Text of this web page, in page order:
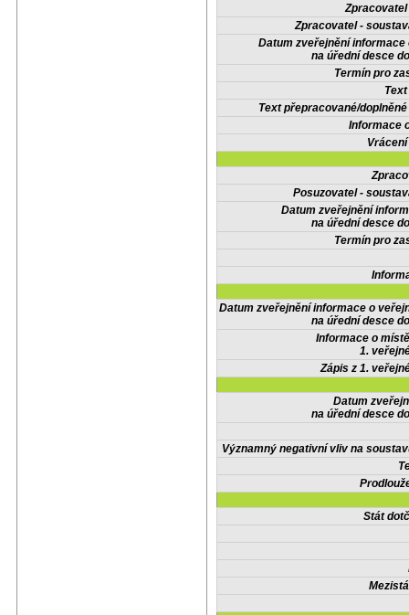
Zpracovatel -
Datum zveřejnění informace
na úřední desce
Termín pro
Text přepracované/
Informace
Posuzovatel -
Datum zveřejnění
na úřední desce
Termín pro
Datum zveřejnění informace o
na úřední desce
Informace o
1.
Zápis z 1.
Datum
na úřední desce
Významný negativní vliv na
Stát